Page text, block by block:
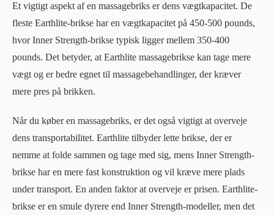
Et vigtigt aspekt af en massagebriks er dens vægtkapacitet. De
fleste Earthlite-brikse har en vægtkapacitet på 450-500 pounds,
hvor Inner Strength-brikse typisk ligger mellem 350-400
pounds. Det betyder, at Earthlite massagebrikse kan tage mere
vægt og er bedre egnet til massagebehandlinger, der kræver
mere pres på brikken.
Når du køber en massagebriks, er det også vigtigt at overveje
dens transportabilitet. Earthlite tilbyder lette brikse, der er
nemme at folde sammen og tage med sig, mens Inner Strength-
brikse har en mere fast konstruktion og vil kræve mere plads
under transport. En anden faktor at overveje er prisen. Earthlite-
brikse er en smule dyrere end Inner Strength-modeller, men det